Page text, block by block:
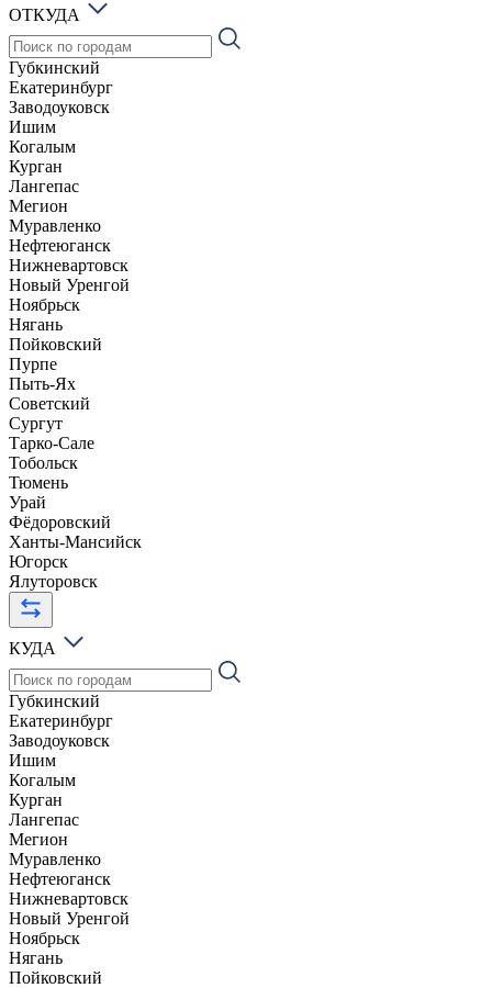
ОТКУДА
Губкинский
Екатеринбург
Заводоуковск
Ишим
Когалым
Курган
Лангепас
Мегион
Муравленко
Нефтеюганск
Нижневартовск
Новый Уренгой
Ноябрьск
Нягань
Пойковский
Пурпе
Пыть-Ях
Советский
Сургут
Тарко-Сале
Тобольск
Тюмень
Урай
Фёдоровский
Ханты-Мансийск
Югорск
Ялуторовск
КУДА
Губкинский
Екатеринбург
Заводоуковск
Ишим
Когалым
Курган
Лангепас
Мегион
Муравленко
Нефтеюганск
Нижневартовск
Новый Уренгой
Ноябрьск
Нягань
Пойковский